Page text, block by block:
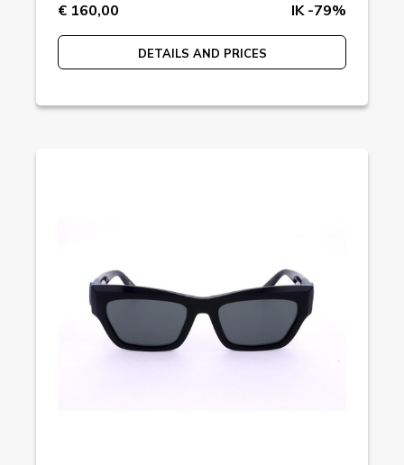
€ 160,00 IK -79%
DETAILS AND PRICES